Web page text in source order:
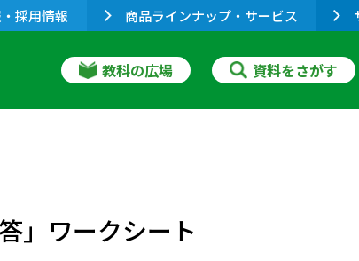
採用情報 商品ラインナップ・サービス
教科の広場 資料をさがす
」ワークシート